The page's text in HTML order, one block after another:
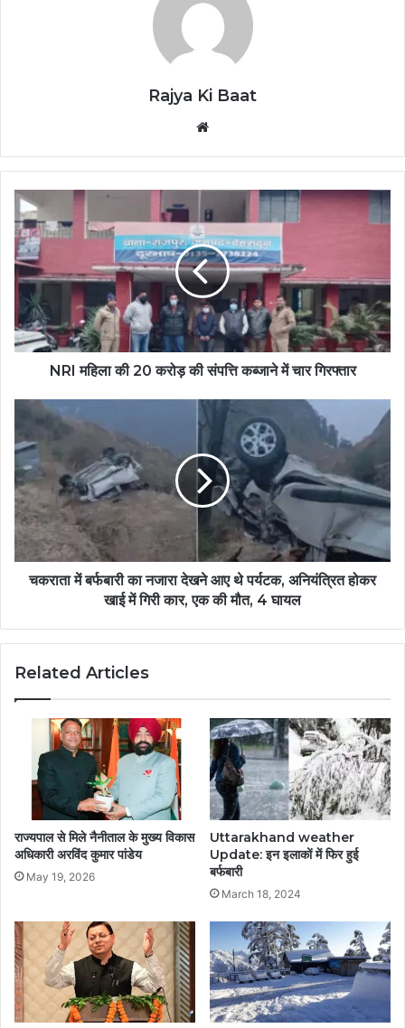
Rajya Ki Baat
NRI महिला की 20 करोड़ की संपत्ति कब्जाने में चार गिरफ्तार
चकराता में बर्फबारी का नजारा देखने आए थे पर्यटक, अनियंत्रित होकर
खाई में गिरी कार, एक की मौत, 4 घायल
Related Articles
राज्यपाल से मिले नैनीताल के मुख्य विकास
अधिकारी अरविंद कुमार पांडेय
May 19, 2026
Uttarakhand weather
Update: इन इलाकों में फिर हुई
बर्फबारी
March 18, 2024